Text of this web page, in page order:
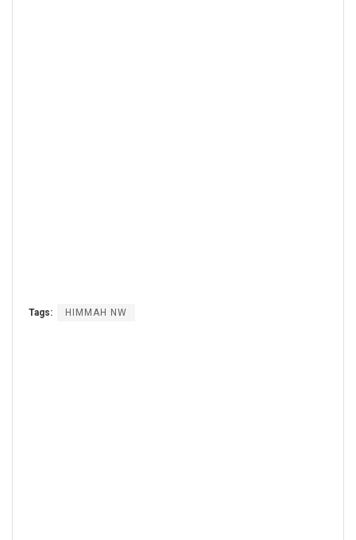
Tags: HIMMAH NW